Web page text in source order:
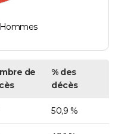
Hommes
de
% des
décès
50,9 %